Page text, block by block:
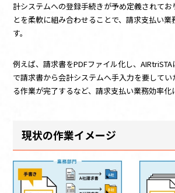
計システムへの登録手続きが予め定義されてお
とを柔軟に組み合わせることで、請求支払い業
す。
例えば、請求書をPDFファイル化し、
で請求書から会計システムへ手入力を要して
る作業が完了するなど、請求支払い業務効率化
現状の作業イメージ